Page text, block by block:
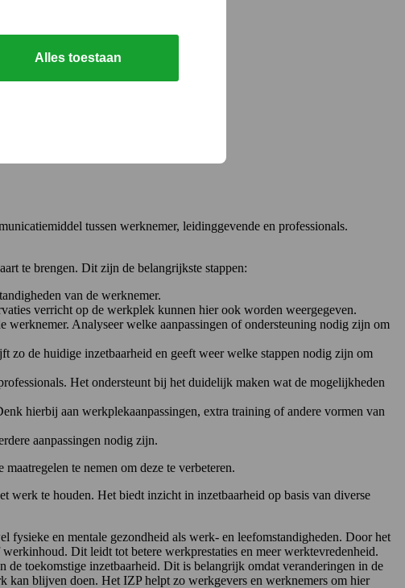
Alles toestaan
tussen werknemer, leidinggevende en professionals.
te brengen. Dit zijn de belangrijkste stappen:
van de werknemer.
verricht op de werkplek kunnen hier ook worden weergegeven.
Analyseer welke aanpassingen of ondersteuning nodig zijn om
de huidige inzetbaarheid en geeft weer welke stappen nodig zijn om
Het ondersteunt bij het duidelijk maken wat de mogelijkheden
hierbij aan werkplekaanpassingen, extra training of andere vormen van
aanpassingen nodig zijn.
te nemen om deze te verbeteren.
werk te houden. Het biedt inzicht in inzetbaarheid op basis van diverse
en mentale gezondheid als werk- en leefomstandigheden. Door het
Dit leidt tot betere werkprestaties en meer werktevredenheid.
de toekomstige inzetbaarheid. Dit is belangrijk omdat veranderingen in de
kan blijven doen. Het IZP helpt zo werkgevers en werknemers om hier